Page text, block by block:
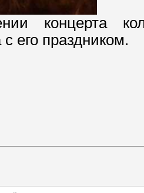
концерта
его праздником.